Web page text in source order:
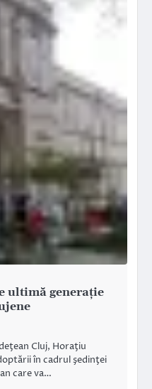
ultimă generație
Cluj, Horaţiu
în cadrul şedinţei
care va…